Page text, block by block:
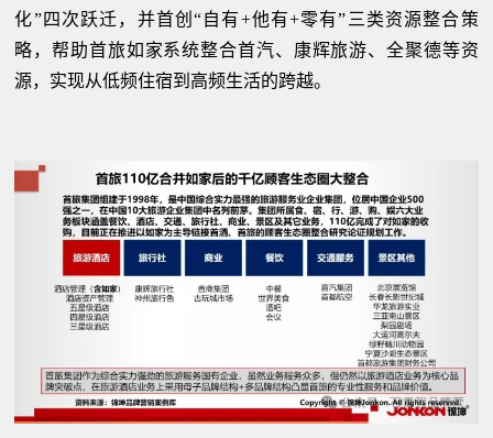
化”四次跃迁，并首创“自有+他有+零有”三类资源整合策
略，帮助首旅如家系统整合首汽、康辉旅游、全聚德等资
源，实现从低频住宿到高频生活的跨越。